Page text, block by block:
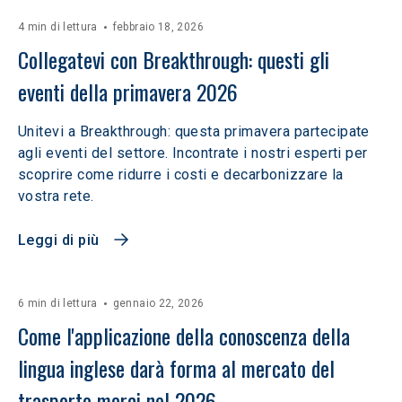
4 min di lettura febbraio 18, 2026
Collegatevi con Breakthrough: questi gli
eventi della primavera 2026
Unitevi a Breakthrough: questa primavera partecipate
agli eventi del settore. Incontrate i nostri esperti per
scoprire come ridurre i costi e decarbonizzare la
vostra rete.
Leggi di più
6 min di lettura gennaio 22, 2026
Come l'applicazione della conoscenza della
lingua inglese darà forma al mercato del